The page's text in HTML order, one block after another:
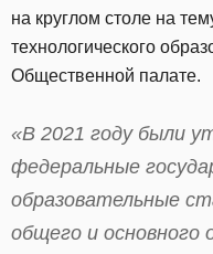
на круглом столе на
технологического
Общественной палате.
«В 2021 году были
федеральные
образовательные
общего и основного